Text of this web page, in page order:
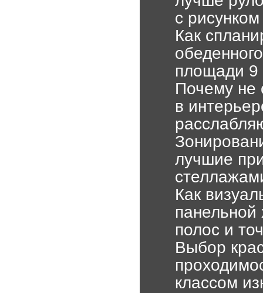
с рисунком
Как
площади 9
Почему не
в
лучшие
Как
полос и
Выбор
классом